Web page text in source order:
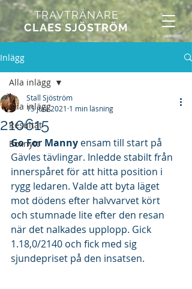
TRAVTRÄNARE
CLAES SJÖSTRÖM
Inlägg
Alla inlägg
Resultat
Boxnytt
Alla inlägg
210615
Stall Sjöström
15 juni 2021 1 min läsning
Go For Manny ensam till start på
Gävles tävlingar. Inledde stabilt från
innerspåret för att hitta position i
rygg ledaren. Valde att byta läget
mot dödens efter halvvarvet kört
och stumnade lite efter den resan
när det nalkades upplopp. Gick
1.18,0/2140 och fick med sig
sjundepriset på den insatsen.